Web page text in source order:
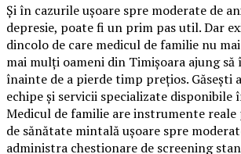
Și în cazurile ușoare spre moderate de
depresie, poate fi un prim pas util. Dar
dincolo de care medicul de familie nu
mai mulți oameni din Timișoara ajung să
înainte de a pierde timp prețios. Găsești
echipe și servicii specializate disponibile
Medicul de familie are instrumente
de sănătate mintală ușoare spre
administra chestionare de screening